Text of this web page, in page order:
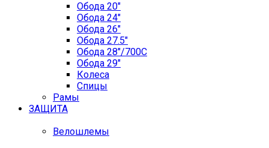
Обода 20"
Обода 24"
Обода 26"
Обода 27.5"
Обода 28"/700C
Обода 29"
Колеса
Спицы
Рамы
ЗАЩИТА
Велошлемы